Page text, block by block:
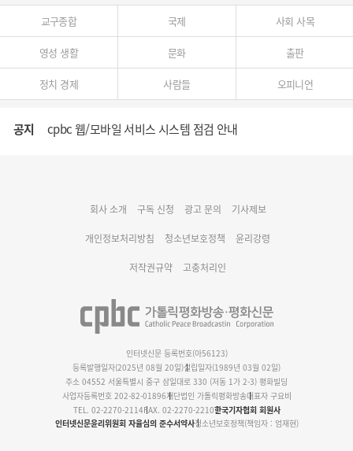
교구종합 국제 사회 사목
영성 생활 문화 출판
정치 경제 사람들 오피니언
공지 cpbc 웹/모바일 서비스 시스템 점검 안내
명동 미디어큐브 & 1898 미디어월 공모전 수상작 발표
회사 소개 구독 신청 광고 문의 기사제보
개인정보처리방침 청소년보호정책 윤리강령
저작권규약 고충처리인
인터넷신문 등록번호(아56123)
등록발행일자(2025년 08월 20일)설립일자(1989년 03월 02일)
주소 04552 서울특별시 중구 삼일대로 330 (저동 1가 2-3) 평화빌딩
사업자등록번호 202-82-01896재단법인 가톨릭평화방송대표자 구요비
TEL. 02-2270-2114FAX. 02-2270-2210한국기자협회 회원사
인터넷신문윤리위원회 자율심의 준수서약사청소년보호정책(책임자 : 엄재현)